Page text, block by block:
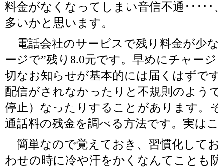
料金がなくなってしまい音信不通････
多いかと思います。
電話会社のサービスで残り料金が少
ージで”残り8.0元です。早めにチャー
切なお知らせが基本的には届くはずで
配信がされなかったりと不規則のよう
停止）なったりすることがあります。
通話料の残金を調べる方法です。実は
簡単なので覚えておき、習慣化して
わせの時に冷や汗をかくなんてことも